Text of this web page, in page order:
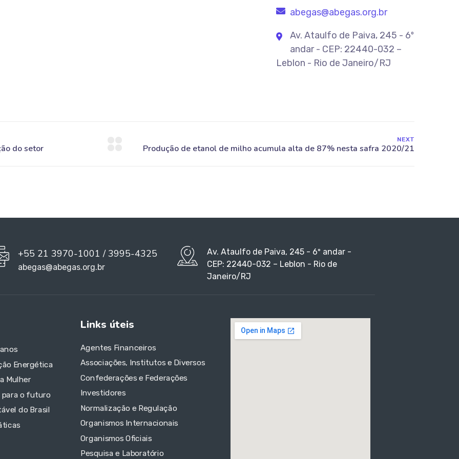
abegas@abegas.org.br
Av. Ataulfo de Paiva, 245 - 6º
andar - CEP: 22440-032 –
Leblon - Rio de Janeiro/RJ
NEXT
+55 21 3970-1001 / 3995-4325
abegas@abegas.org.br
Av. Ataulfo de Paiva, 245 - 6º andar -
CEP: 22440-032 – Leblon - Rio de
Janeiro/RJ
Energética
Mulher
para o futuro
do Brasil
Links úteis
Agentes Financeiros
Associações, Institutos e Diversos
Confederações e Federações
Investidores
Normalização e Regulação
Organismos Internacionais
Organismos Oficiais
Pesquisa e Laboratório